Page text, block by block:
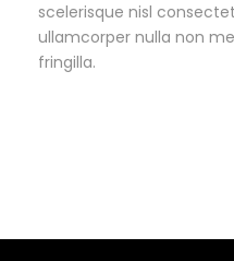
scelerisque nisl
ullamcorper nulla non
fringilla.